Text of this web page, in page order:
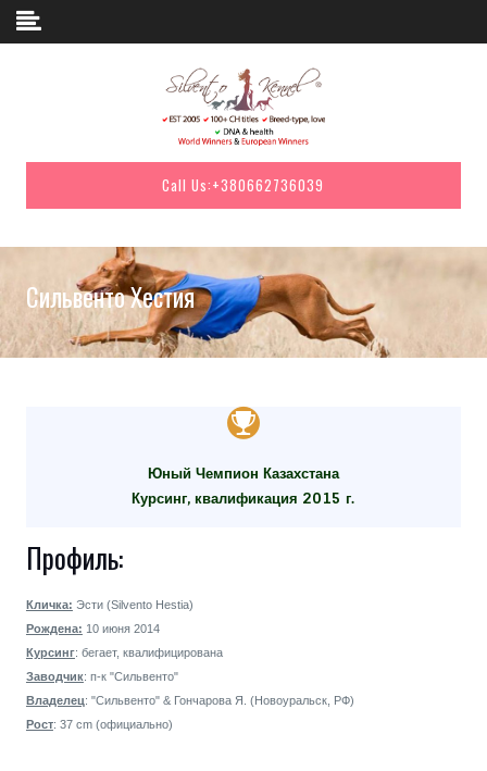
Skip to content
Call Us:+380662736039
Сильвенто Хестия
Юный Чемпион Казахстана
Курсинг, квалификация 2015 г.
Профиль:
Кличка: Эсти (Silvento Hestia)
Рождена: 10 июня 2014
Курсинг: бегает, квалифицирована
Заводчик: п-к "Сильвенто"
Владелец: "Сильвенто" & Гончарова Я. (Новоуральск, РФ)
Рост: 37 cm (официально)